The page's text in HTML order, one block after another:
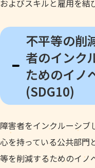
およびスキルと雇用を結
不平等の削
者のインク
ためのイノ
(SDG10)
障害者をインクルーシブ
心を持っている公共部門
等を削減するためのイノ